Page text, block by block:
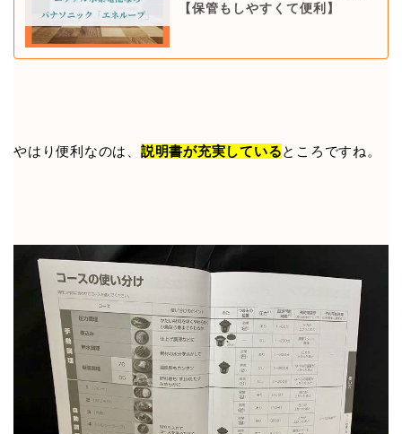
【保管もしやすくて便利】
やはり便利なのは、 説明書が充実しているところですね。